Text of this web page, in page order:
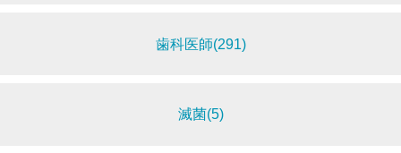
歯科医師(291)
滅菌(5)